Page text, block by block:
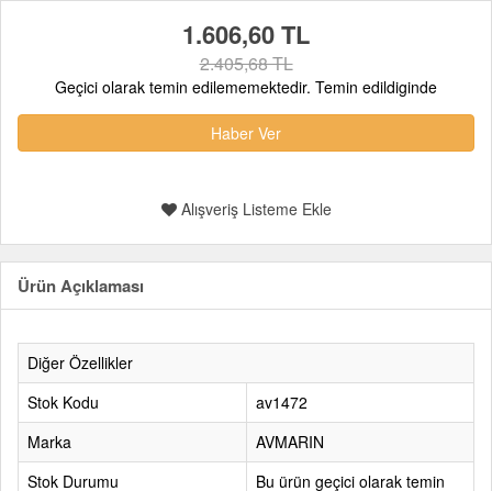
1.606,60 TL
2.405,68 TL
Geçici olarak temin edilememektedir. Temin edildiginde
Haber Ver
Alışveriş Listeme Ekle
Ürün Açıklaması
Diğer Özellikler
Stok Kodu
av1472
Marka
AVMARIN
Stok Durumu
Bu ürün geçici olarak temin